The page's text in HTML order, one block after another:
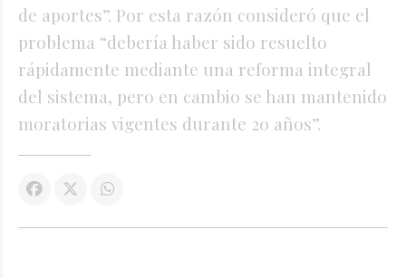
de aportes”. Por esta razón consideró que el
problema “debería haber sido resuelto
rápidamente mediante una reforma integral
del sistema, pero en cambio se han mantenido
moratorias vigentes durante 20 años”.